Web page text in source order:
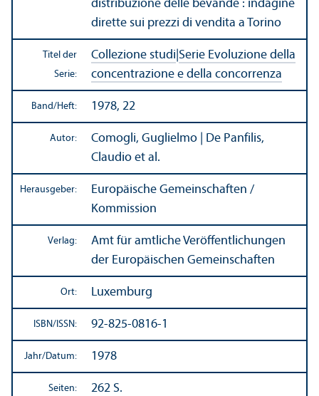
distribuzione delle bevande : indagine
dirette sui prezzi di vendita a Torino
Titel der
Serie:
Collezione studi Serie Evoluzione della
concentrazione e della concorrenza
Band/Heft: 1978, 22
Autor:
Comogli, Guglielmo | De Panfilis,
Claudio et al.
Herausgeber:
Europäische Gemeinschaften /
Kommission
Verlag:
Amt für amtliche Veröffentlichungen
der Europäischen Gemeinschaften
Ort: Luxemburg
ISBN/ISSN: 92-825-0816-1
Jahr/Datum: 1978
Seiten: 262 S.